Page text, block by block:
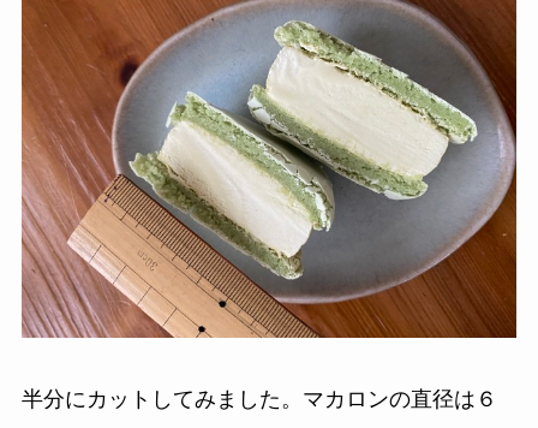
半分にカットしてみました。マカロンの直径は６